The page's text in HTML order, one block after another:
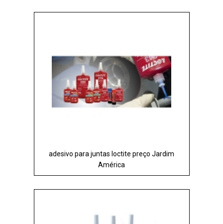
adesivo para juntas loctite preço Jardim
América